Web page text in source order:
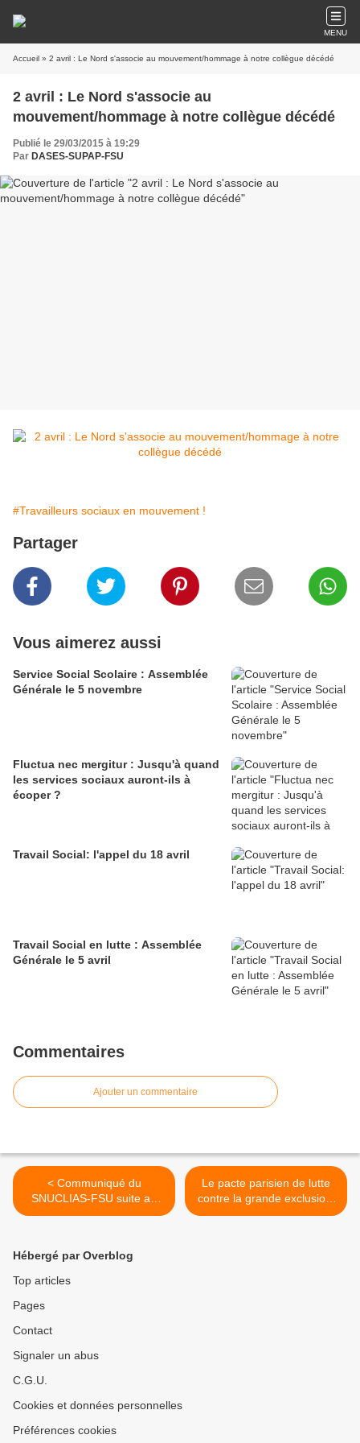
MENU
Accueil » 2 avril : Le Nord s'associe au mouvement/hommage à notre collègue décédé
2 avril : Le Nord s'associe au
mouvement/hommage à notre collègue décédé
Publié le 29/03/2015 à 19:29
Par DASES-SUPAP-FSU
#Travailleurs sociaux en mouvement !
Partager
Vous aimerez aussi
Service Social Scolaire : Assemblée
Générale le 5 novembre
Fluctua nec mergitur : Jusqu'à quand
les services sociaux auront-ils à
écoper ?
Travail Social: l'appel du 18 avril
Travail Social en lutte : Assemblée
Générale le 5 avril
Commentaires
Ajouter un commentaire
< Communiqué du
SNUCLIAS-FSU suite au
décès de notre collègue
Le pacte parisien de lutte
contre la grande exclusion:
nouvelles tâches, nouveaux
Hébergé par Overblog
Top articles
Pages
Contact
Signaler un abus
C.G.U.
Cookies et données personnelles
Préférences cookies